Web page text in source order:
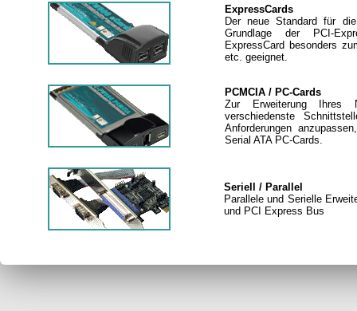
ExpressCards
Der neue Standard für
Grundlage der PCI-
ExpressCard besonders
etc. geeignet.
PCMCIA / PC-Cards
Zur Erweiterung Ihres
verschiedenste
Anforderungen
Serial ATA PC-Cards.
Seriell / Parallel
Parallele und Serielle
und PCI Express Bus